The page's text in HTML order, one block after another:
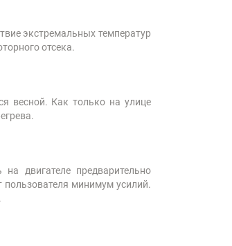
экстремальных температур
отсека.
весной. Как только на улице
двигателе предварительно
пользователя минимум усилий.